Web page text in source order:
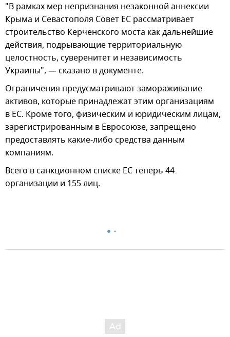
"В рамках мер непризнания незаконной аннексии
Крыма и Севастополя Совет ЕС рассматривает
строительство Керченского моста как дальнейшие
действия, подрывающие территориальную
целостность, суверенитет и независимость
Украины", — сказано в документе.
Ограничения предусматривают замораживание
активов, которые принадлежат этим организациям
в ЕС. Кроме того, физическим и юридическим лицам,
зарегистрированным в Евросоюзе, запрещено
предоставлять какие-либо средства данным
компаниям.
Всего в санкционном списке ЕС теперь 44
организации и 155 лиц.